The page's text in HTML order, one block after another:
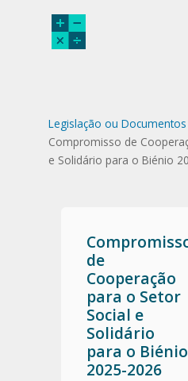
Legislação ou
Compromisso de
e Solidário para o Biénio
de
Cooperação
para o Setor
Social e
Solidário
para o Biénio
2025-2026